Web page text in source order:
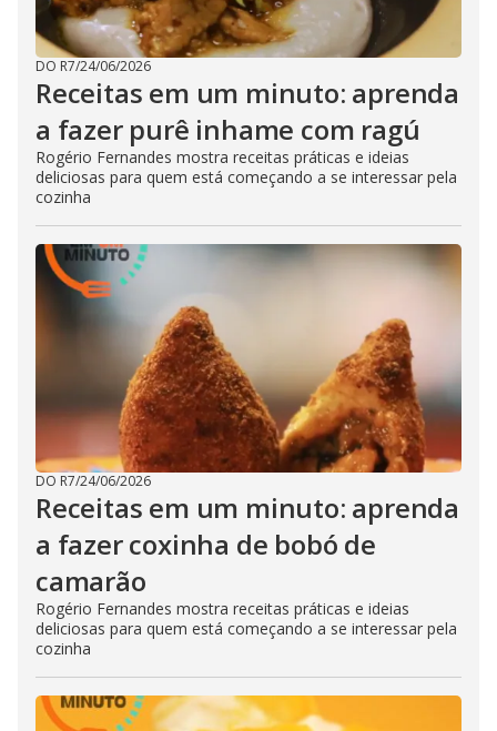
DO R7/24/06/2026
Receitas em um minuto: aprenda
a fazer purê inhame com ragú
Rogério Fernandes mostra receitas práticas e ideias
deliciosas para quem está começando a se interessar pela
cozinha
DO R7/24/06/2026
Receitas em um minuto: aprenda
a fazer coxinha de bobó de
camarão
Rogério Fernandes mostra receitas práticas e ideias
deliciosas para quem está começando a se interessar pela
cozinha